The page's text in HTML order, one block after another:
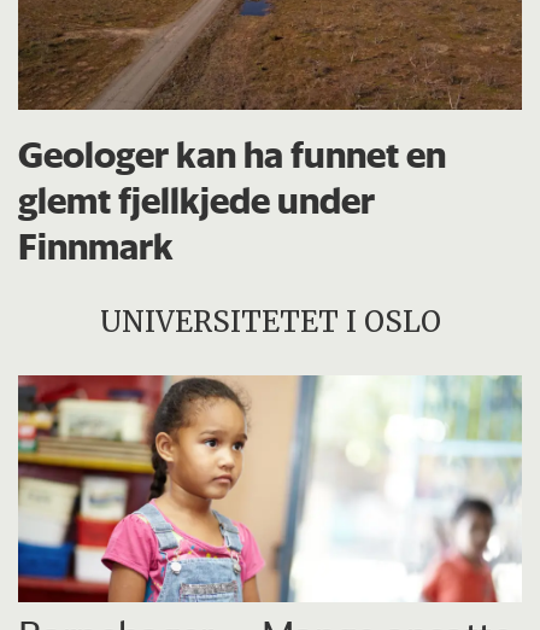
Geologer kan ha funnet en
glemt fjellkjede under
Finnmark
UNIVERSITETET I OSLO